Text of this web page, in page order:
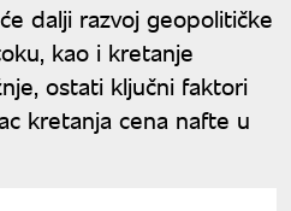
dalji razvoj geopolitičke
kao i kretanje
ostati ključni faktori
kretanja cena nafte u